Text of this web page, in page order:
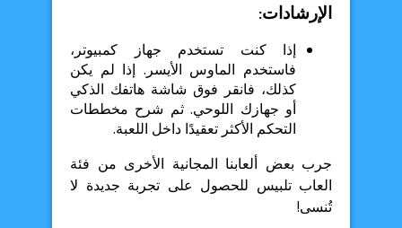
الإرشادات:
إذا كنت تستخدم جهاز كمبيوتر،
فاستخدم الماوس الأيسر. إذا لم يكن
كذلك، فانقر فوق شاشة هاتفك الذكي
أو جهازك اللوحي. ثم شرح مخططات
التحكم الأكثر تعقيدًا داخل اللعبة.
جرب بعض ألعابنا المجانية الأخرى من فئة
العاب تلبيس للحصول على تجربة جديدة لا
تُنسى!